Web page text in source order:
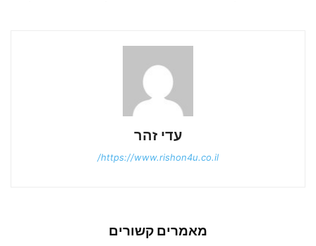
עדי זהר
https://www.rishon4u.co.il/
מאמרים קשורים